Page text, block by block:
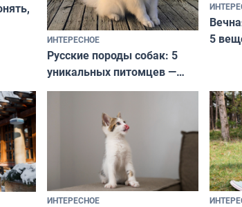
ИНТЕРЕСНОЕ
Русские породы собак: 5
уникальных питомцев —
национальные сокровища
и характером
5
и
ИНТЕРЕСНОЕ